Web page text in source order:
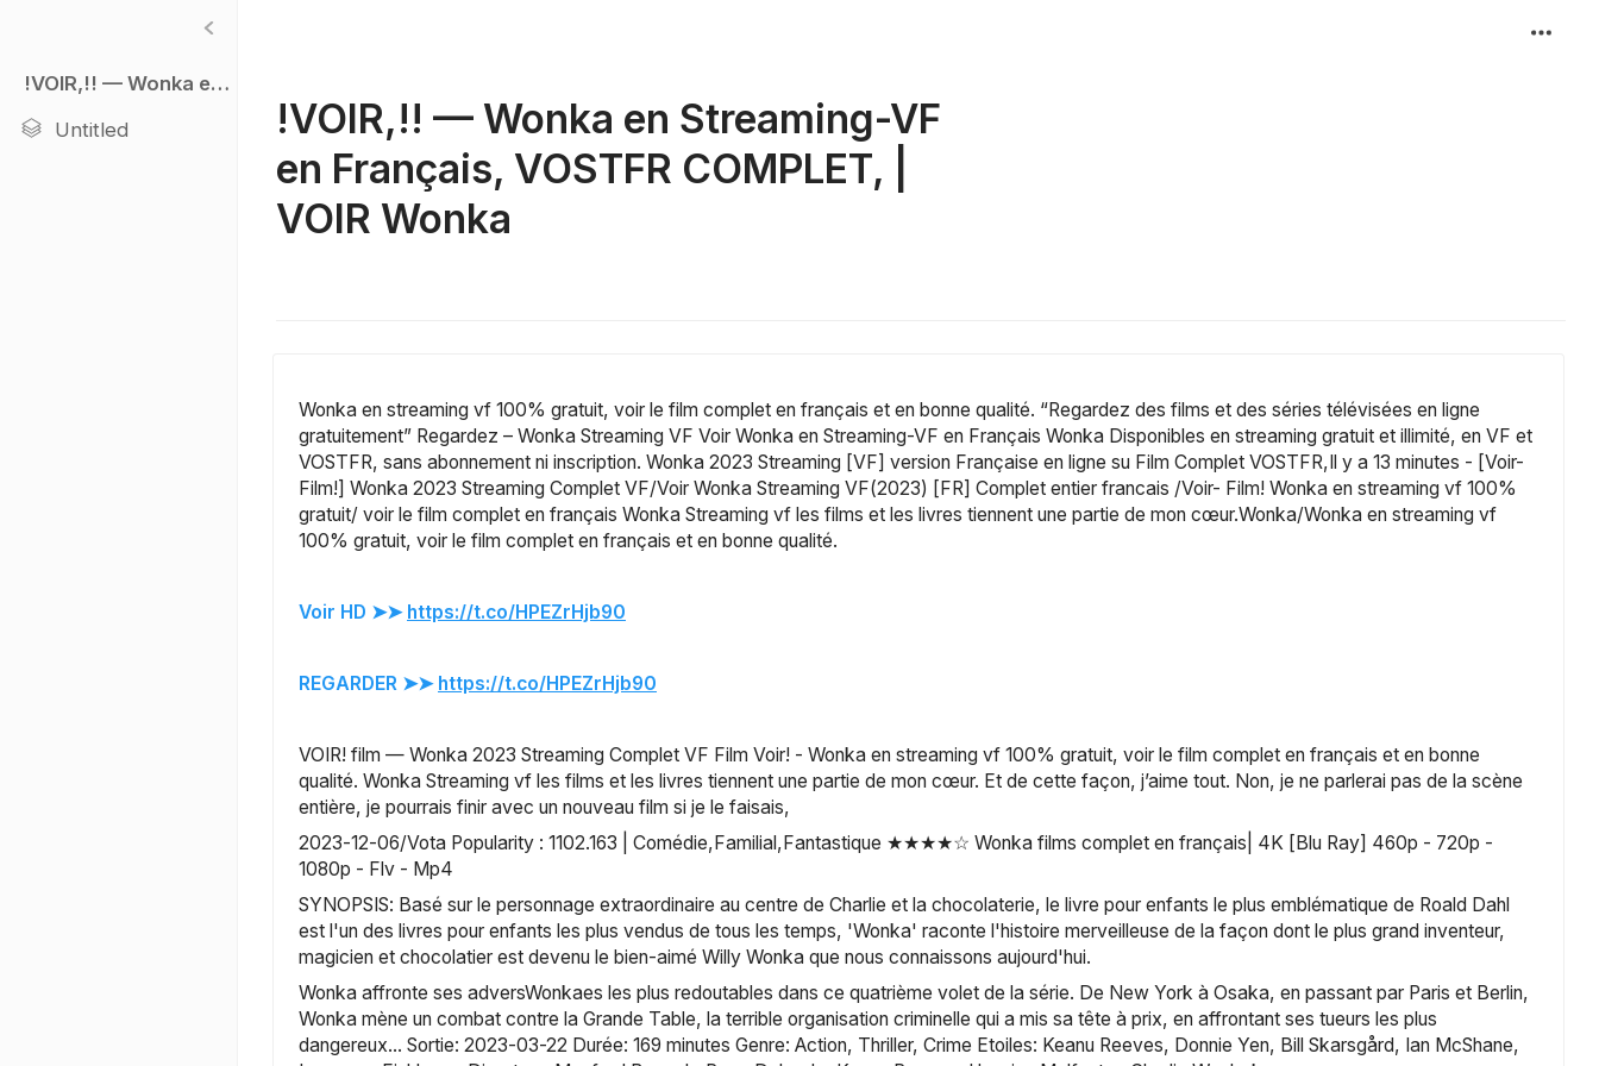
!VOIR,!! — Wonka en Streaming-VF en Français, VOSTFR COMPLET, | VOIR Wonka
Untitled
!VOIR,!! — Wonka en Streaming-VF
en Français, VOSTFR COMPLET, |
VOIR Wonka
Wonka en streaming vf 100% gratuit, voir le film complet en français et en bonne qualité. “Regardez des films et des séries télévisées en ligne
gratuitement” Regardez – Wonka Streaming VF Voir Wonka en Streaming-VF en Français Wonka Disponibles en streaming gratuit et illimité, en VF et
VOSTFR, sans abonnement ni inscription. Wonka 2023 Streaming [VF] version Française en ligne su Film Complet VOSTFR,Il y a 13 minutes - [Voir-
Film!] Wonka 2023 Streaming Complet VF/Voir Wonka Streaming VF(2023) [FR] Complet entier francais /Voir- Film! Wonka en streaming vf 100%
gratuit/ voir le film complet en français Wonka Streaming vf les films et les livres tiennent une partie de mon cœur.Wonka/Wonka en streaming vf
100% gratuit, voir le film complet en français et en bonne qualité.
Voir HD ➤➤ https://t.co/HPEZrHjb90
REGARDER ➤➤ https://t.co/HPEZrHjb90
VOIR! film — Wonka 2023 Streaming Complet VF Film Voir! - Wonka en streaming vf 100% gratuit, voir le film complet en français et en bonne
qualité. Wonka Streaming vf les films et les livres tiennent une partie de mon cœur. Et de cette façon, j’aime tout. Non, je ne parlerai pas de la scène
entière, je pourrais finir avec un nouveau film si je le faisais,
2023-12-06/Vota Popularity : 1102.163 | Comédie,Familial,Fantastique ★★★★☆ Wonka films complet en français| 4K [Blu Ray] 460p - 720p -
1080p - Flv - Mp4
SYNOPSIS: Basé sur le personnage extraordinaire au centre de Charlie et la chocolaterie, le livre pour enfants le plus emblématique de Roald Dahl
est l'un des livres pour enfants les plus vendus de tous les temps, 'Wonka' raconte l'histoire merveilleuse de la façon dont le plus grand inventeur,
magicien et chocolatier est devenu le bien-aimé Willy Wonka que nous connaissons aujourd'hui.
Wonka affronte ses adversWonkaes les plus redoutables dans ce quatrième volet de la série. De New York à Osaka, en passant par Paris et Berlin,
Wonka mène un combat contre la Grande Table, la terrible organisation criminelle qui a mis sa tête à prix, en affrontant ses tueurs les plus
dangereux... Sortie: 2023-03-22 Durée: 169 minutes Genre: Action, Thriller, Crime Etoiles: Keanu Reeves, Donnie Yen, Bill Skarsgård, Ian McShane,